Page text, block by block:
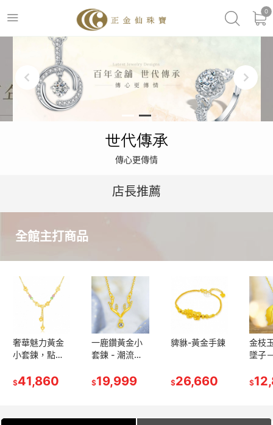
0
世代傳承
傳心更傳情
店長推薦
全館主打商品
一鹿鑽黃金小
套鍊 - 潮流時
$19,999
貏貅-黃金手鍊
$26,660
金枝玉葉黃金
$12,880
奢華
小套
$